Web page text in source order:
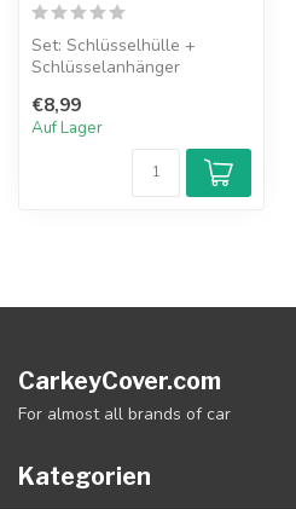
Set: Schlüsselhülle +
Schlüsselanhänger
€8,99
Auf Lager
CarkeyCover.com
For almost all brands of car
Kategorien